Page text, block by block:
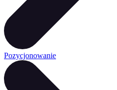
Pozycjonowanie